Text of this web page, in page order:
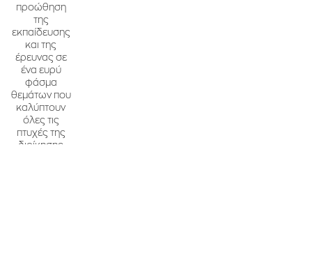
προώθηση
της
εκπαίδευσης
και της
έρευνας σε
ένα ευρύ
φάσμα
θεμάτων που
καλύπτουν
όλες τις
πτυχές της
διοίκησης